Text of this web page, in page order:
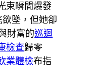
束瞬間爆發
墜，但她卻
財富的巡迴
檢查歸零
業體檢布指